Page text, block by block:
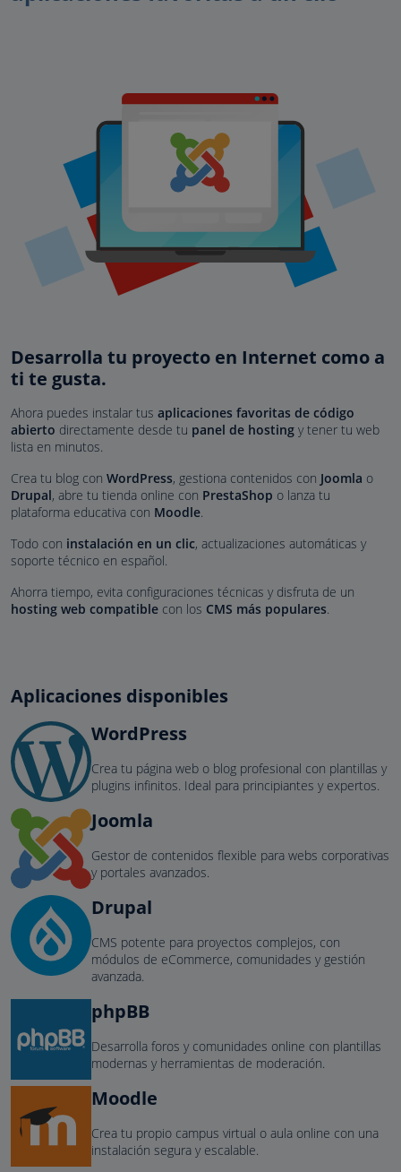
Desarrolla tu proyecto en Internet como a
ti te gusta.
Ahora puedes instalar tus aplicaciones favoritas de código
abierto directamente desde tu panel de hosting y tener tu web
lista en minutos.
Crea tu blog con WordPress, gestiona contenidos con Joomla o
Drupal, abre tu tienda online con PrestaShop o lanza tu
plataforma educativa con Moodle.
Todo con instalación en un clic, actualizaciones automáticas y
soporte técnico en español.
Ahorra tiempo, evita configuraciones técnicas y disfruta de un
hosting web compatible con los CMS más populares.
Aplicaciones disponibles
WordPress
Crea tu página web o blog profesional con plantillas y
plugins infinitos. Ideal para principiantes y expertos.
Joomla
Gestor de contenidos flexible para webs corporativas
y portales avanzados.
Drupal
CMS potente para proyectos complejos, con
módulos de eCommerce, comunidades y gestión
avanzada.
phpBB
Desarrolla foros y comunidades online con plantillas
modernas y herramientas de moderación.
Moodle
Crea tu propio campus virtual o aula online con una
instalación segura y escalable.